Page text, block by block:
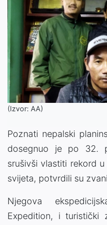
(Izvor: AA)
Poznati nepalski
dosegnuo je po 32.
srušivši vlastiti rekord
svijeta, potvrdili su
Njegova
Expedition, i turistički